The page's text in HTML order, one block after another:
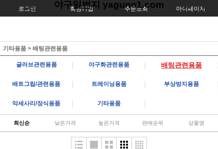
로그인 회원가입 주문조회 마이페이지
야구일번지 yaguno1.com
기타용품 > 배팅관련용품
글러브관련용품 야구화관련용품 배팅관련용품
배트그립/관련용품 트레이닝용품 부상방지용품
악세사리/장식용품 기타용품
최신순 낮은가격 높은가격 판매순위 상품명